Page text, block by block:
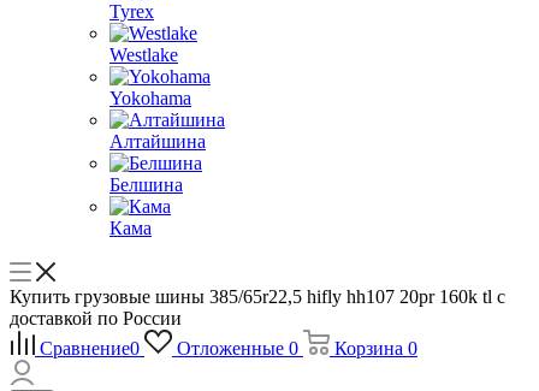
Tyrex
Westlake
Yokohama
Алтайшина
Белшина
Кама
Купить грузовые шины 385/65r22,5 hifly hh107 20pr 160k tl с
доставкой по России
Сравнение0 Отложенные 0 Корзина 0